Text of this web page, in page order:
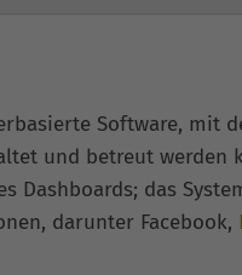
Software, mit
und betreut werden
Dashboards; das
darunter Facebook,